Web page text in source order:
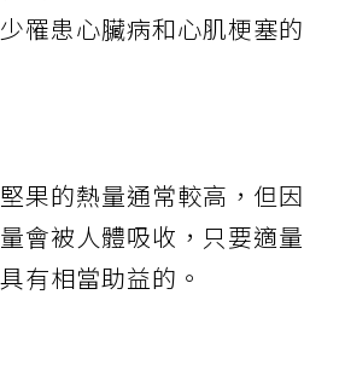
罹患心臟病和心肌梗塞的
果的熱量通常較高，但因
會被人體吸收，只要適量
有相當助益的。